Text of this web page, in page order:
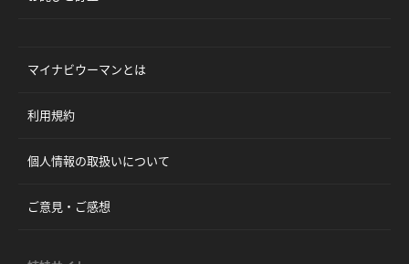
マイナビウーマンとは
利用規約
個人情報の取扱いについて
ご意見・ご感想